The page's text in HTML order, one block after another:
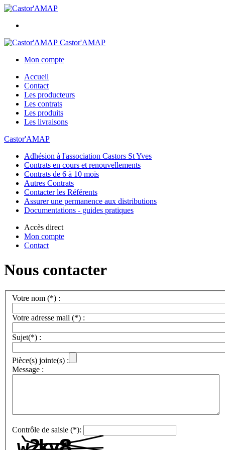
Castor'AMAP
Mon compte
Accueil
Contact
Les producteurs
Les contrats
Les produits
Les livraisons
Castor'AMAP
Adhésion à l'association Castors St Yves
Contrats en cours et renouvellements
Contrats de 6 à 10 mois
Autres Contrats
Contacter les Référents
Assurer une permanence aux distributions
Documentations - guides pratiques
Accès direct
Mon compte
Contact
Nous contacter
Votre nom (*) :
Votre adresse mail (*) :
Sujet(*) :
Pièce(s) jointe(s) :
Message :
Contrôle de saisie (*):